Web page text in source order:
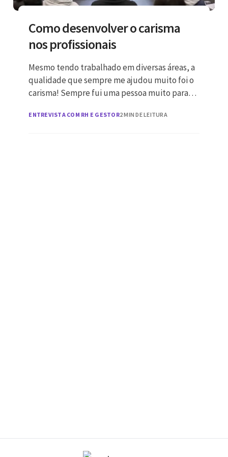
Como desenvolver o carisma
nos profissionais
Mesmo tendo trabalhado em diversas áreas, a
qualidade que sempre me ajudou muito foi o
carisma! Sempre fui uma pessoa muito para
ENTREVISTA COM RH E GESTOR2 MIN DE LEITURA